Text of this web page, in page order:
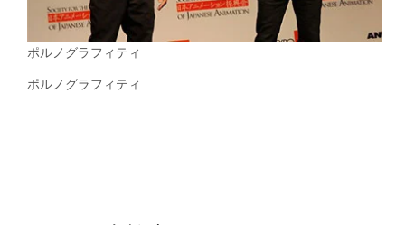
ポルノグラフィティ
ポルノグラフィティ